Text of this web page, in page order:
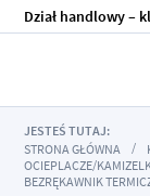
Dział handlowy –
JESTEŚ TUTAJ:
STRONA GŁÓWNA
OCIEPLACZE/
BEZRĘKAWNIK